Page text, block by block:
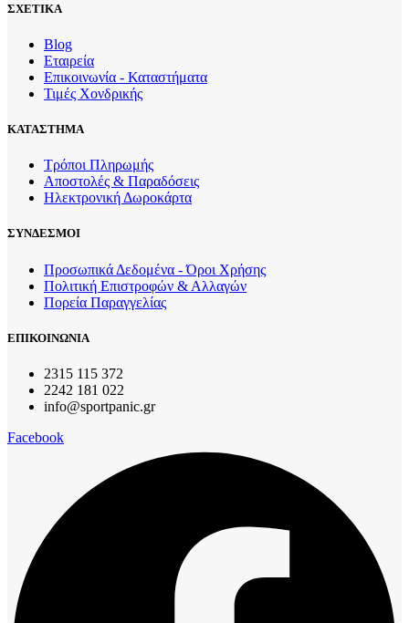
ΣΧΕΤΙΚΑ
Blog
Εταιρεία
Επικοινωνία - Καταστήματα
Τιμές Χονδρικής
ΚΑΤΑΣΤΗΜΑ
Τρόποι Πληρωμής
Αποστολές & Παραδόσεις
Ηλεκτρονική Δωροκάρτα
ΣΥΝΔΕΣΜΟΙ
Προσωπικά Δεδομένα - Όροι Χρήσης
Πολιτική Επιστροφών & Αλλαγών
Πορεία Παραγγελίας
ΕΠΙΚΟΙΝΩΝΙΑ
2315 115 372
2242 181 022
info@sportpanic.gr
Facebook